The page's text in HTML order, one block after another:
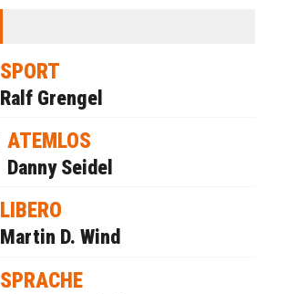
SPORT
Ralf Grengel
ATEMLOS
Danny Seidel
LIBERO
Martin D. Wind
SPRACHE